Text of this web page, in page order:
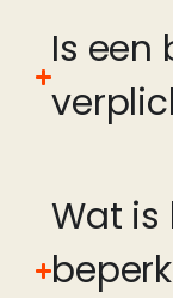
Is een
Wat is